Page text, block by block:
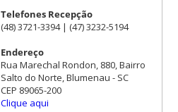
Telefones Recepção
(48) 3721-3394 | (47) 3232-5194
Endereço
Rua Marechal Rondon, 880, Bairro
Salto do Norte, Blumenau - SC
CEP 89065-200
Clique aqui